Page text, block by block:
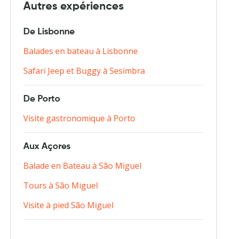
Autres expériences
De Lisbonne
Balades en bateau à Lisbonne
Safari Jeep et Buggy à Sesimbra
De Porto
Visite gastronomique à Porto
Aux Açores
Balade en Bateau à São Miguel
Tours à São Miguel
Visite à pied São Miguel